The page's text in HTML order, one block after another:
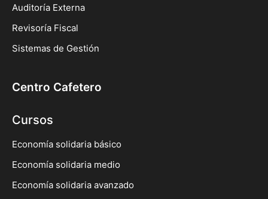
Auditoría Externa
Revisoría Fiscal
Sistemas de Gestión
Centro Cafetero
Cursos
Economía solidaria básico
Economía solidaria medio
Economía solidaria avanzado